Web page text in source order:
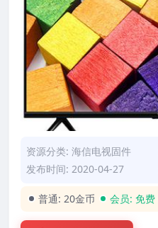
资源分类: 海信电视固件
发布时间: 2020-04-27
普通: 20金币 会员: 免费